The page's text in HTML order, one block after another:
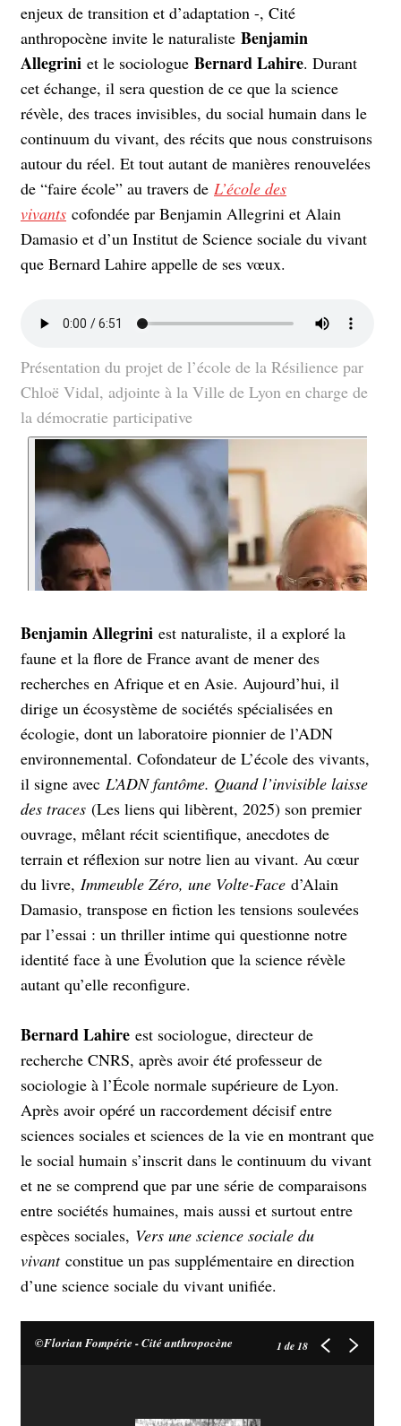
enjeux de transition et d’adaptation -, Cité
anthropocène invite le naturaliste Benjamin
Allegrini et le sociologue Bernard Lahire. Durant
cet échange, il sera question de ce que la science
révèle, des traces invisibles, du social humain dans le
continuum du vivant, des récits que nous construisons
autour du réel. Et tout autant de manières renouvelées
de “faire école” au travers de L’école des
vivants cofondée par Benjamin Allegrini et Alain
Damasio et d’un Institut de Science sociale du vivant
que Bernard Lahire appelle de ses vœux.
Présentation du projet de l’école de la Résilience par
Chloë Vidal, adjointe à la Ville de Lyon en charge de
la démocratie participative
Benjamin Allegrini est naturaliste, il a exploré la
faune et la flore de France avant de mener des
recherches en Afrique et en Asie. Aujourd’hui, il
dirige un écosystème de sociétés spécialisées en
écologie, dont un laboratoire pionnier de l’ADN
environnemental. Cofondateur de L’école des vivants,
il signe avec L’ADN fantôme. Quand l’invisible laisse
des traces (Les liens qui libèrent, 2025) son premier
ouvrage, mêlant récit scientifique, anecdotes de
terrain et réflexion sur notre lien au vivant. Au cœur
du livre, Immeuble Zéro, une Volte-Face d’Alain
Damasio, transpose en fiction les tensions soulevées
par l’essai : un thriller intime qui questionne notre
identité face à une Évolution que la science révèle
autant qu’elle reconfigure.
Bernard Lahire est sociologue, directeur de
recherche CNRS, après avoir été professeur de
sociologie à l’École normale supérieure de Lyon.
Après avoir opéré un raccordement décisif entre
sciences sociales et sciences de la vie en montrant que
le social humain s’inscrit dans le continuum du vivant
et ne se comprend que par une série de comparaisons
entre sociétés humaines, mais aussi et surtout entre
espèces sociales, Vers une science sociale du
vivantconstitue un pas supplémentaire en direction
d’une science sociale du vivant unifiée.
©Florian Fompérie - Cité anthropocène 1de 18